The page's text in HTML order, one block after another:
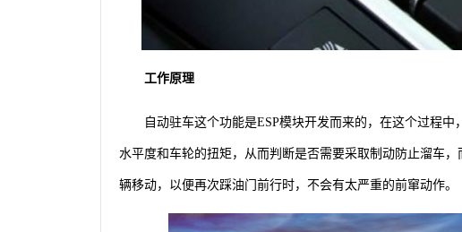
工作原理
自动驻车这个功能是ESP模块开发而来的，在这个过程
水平度和车轮的扭矩，从而判断是否需要采取制动防止溜车
辆移动，以便再次踩油门前行时，不会有太严重的前窜动作。